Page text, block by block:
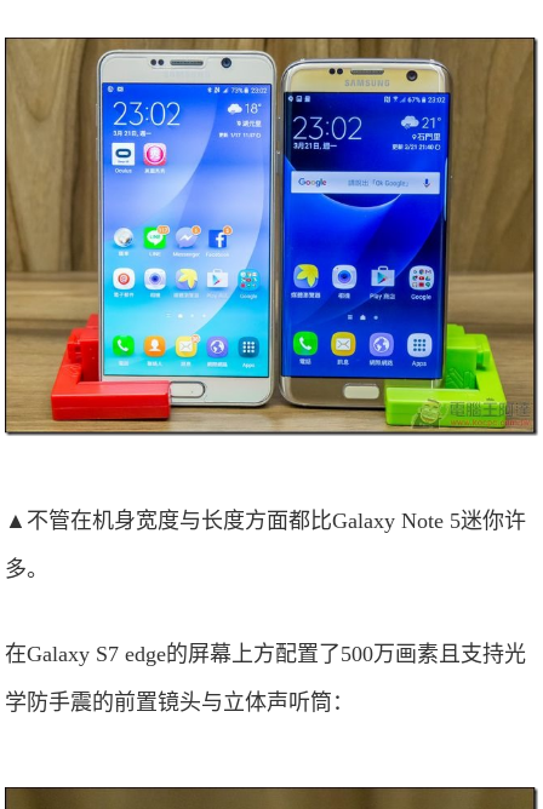
▲不管在机身宽度与长度方面都比Galaxy Note 5迷你许
多。
在Galaxy S7 edge的屏幕上方配置了500万画素且支持光
学防手震的前置镜头与立体声听筒：